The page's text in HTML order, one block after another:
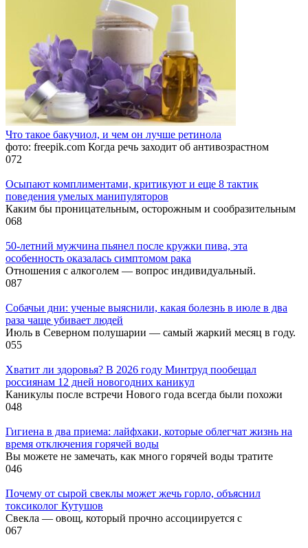
Что такое бакучиол, и чем он лучше ретинола
фото: freepik.com Когда речь заходит об антивозрастном
072
Осыпают комплиментами, критикуют и еще 8 тактик
поведения умелых манипуляторов
Каким бы проницательным, осторожным и сообразительным
068
50-летний мужчина пьянел после кружки пива, эта
особенность оказалась симптомом рака
Отношения с алкоголем — вопрос индивидуальный.
087
Собачьи дни: ученые выяснили, какая болезнь в июле в два
раза чаще убивает людей
Июль в Северном полушарии — самый жаркий месяц в году.
055
Хватит ли здоровья? В 2026 году Минтруд пообещал
россиянам 12 дней новогодних каникул
Каникулы после встречи Нового года всегда были похожи
048
Гигиена в два приема: лайфхаки, которые облегчат жизнь на
время отключения горячей воды
Вы можете не замечать, как много горячей воды тратите
046
Почему от сырой свеклы может жечь горло, объяснил
токсиколог Кутушов
Свекла — овощ, который прочно ассоциируется с
067